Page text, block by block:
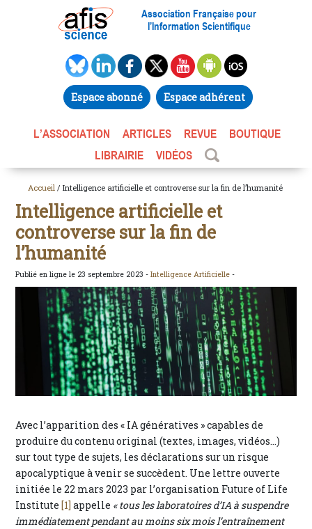
Association Française pour
l’Information Scientifique
Espace abonné Espace adhérent
L’ASSOCIATION ARTICLES REVUE
BOUTIQUE
LIBRAIRIE
VIDÉOS
Accueil / Intelligence artificielle et controverse sur la fin de l’humanité
Intelligence artificielle et
controverse sur la fin de
l’humanité
Publié en ligne le 23 septembre 2023 -Intelligence Artificielle -
Avec l’apparition des « IA génératives » capables de
produire du contenu original (textes, images, vidéos…)
sur tout type de sujets, les déclarations sur un risque
apocalyptique à venir se succèdent. Une lettre ouverte
initiée le 22 mars 2023 par l’organisation Future of Life
Institute[1] appelle « tous les laboratoires d’IA à suspendre
immédiatement pendant au moins six mois l’entraînement